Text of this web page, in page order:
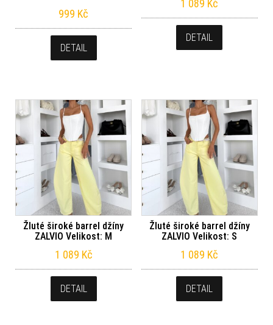
999 Kč
DETAIL
1 089 Kč
DETAIL
Žluté široké barrel džíny
ZALVIO Velikost: M
1 089 Kč
DETAIL
Žluté široké barrel džíny
ZALVIO Velikost: S
1 089 Kč
DETAIL